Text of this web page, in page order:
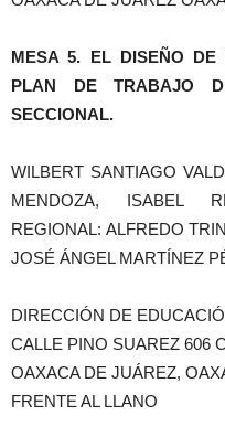
MESA 5. EL DISEÑO DE
PLAN DE TRABAJO
SECCIONAL.
WILBERT SANTIAGO
MENDOZA, ISABEL
REGIONAL: ALFREDO
JOSÉ ÁNGEL MARTÍNEZ
DIRECCIÓN DE
CALLE PINO SUAREZ 606
OAXACA DE JUÁREZ,
FRENTE AL LLANO